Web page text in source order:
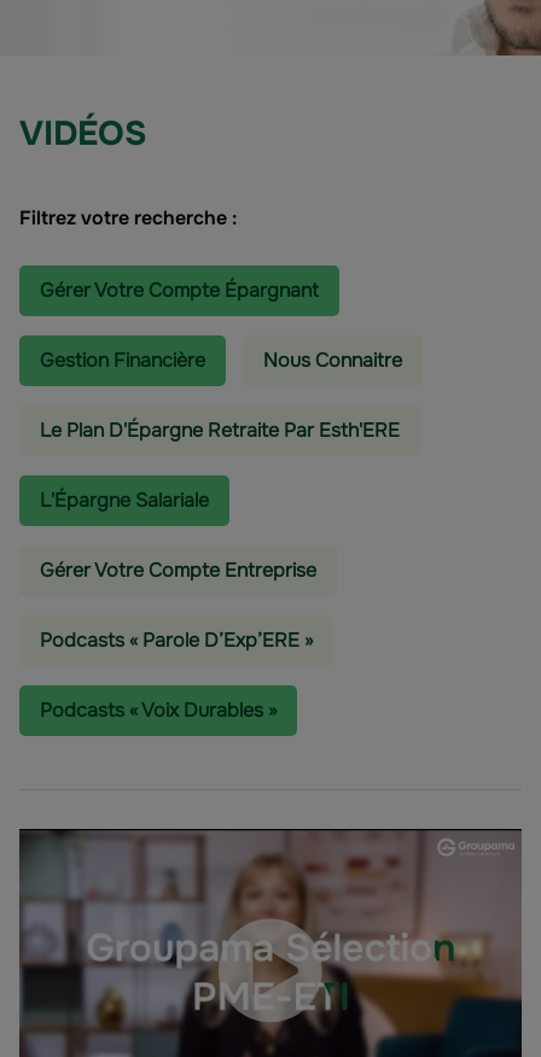
VIDÉOS
Filtrez votre recherche :
Gérer Votre Compte Épargnant
Gestion Financière Nous Connaitre
Le Plan D'Épargne Retraite Par Esth'ERE
L'épargne Salariale
Gérer Votre Compte Entreprise
Podcasts « Parole D’Exp’ERE »
Podcasts « Voix Durables »